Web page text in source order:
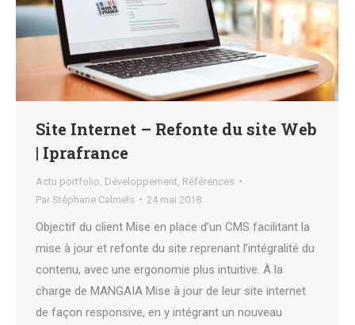
Site Internet – Refonte du site Web
| Iprafrance
Actu portfolio Développement Références
Par Stéphane Calmels 24 mai 2018
Objectif du client Mise en place d’un CMS facilitant la
mise à jour et refonte du site reprenant l’intégralité du
contenu, avec une ergonomie plus intuitive. À la
charge de MANGAIA Mise à jour de leur site internet
de façon responsive, en y intégrant un nouveau